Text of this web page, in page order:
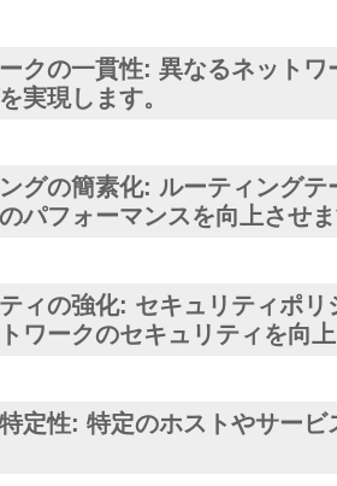
クの一貫性: 異なるネット
実現します。
グの簡素化: ルーティング
パフォーマンスを向上させま
ィの強化: セキュリティポ
ワークのセキュリティを向上
定性: 特定のホストやサービ